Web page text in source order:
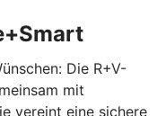
Die R+V-
mit
vereint eine sichere